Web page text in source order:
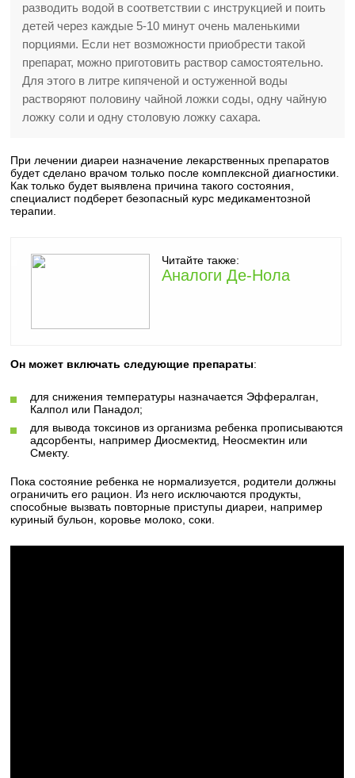
разводить водой в соответствии с инструкцией и поить
детей через каждые 5-10 минут очень маленькими
порциями. Если нет возможности приобрести такой
препарат, можно приготовить раствор самостоятельно.
Для этого в литре кипяченой и остуженной воды
растворяют половину чайной ложки соды, одну чайную
ложку соли и одну столовую ложку сахара.
При лечении диареи назначение лекарственных препаратов
будет сделано врачом только после комплексной диагностики.
Как только будет выявлена причина такого состояния,
специалист подберет безопасный курс медикаментозной
терапии.
Читайте также:
Аналоги Де-Нола
Он может включать следующие препараты:
для снижения температуры назначается Эффералган,
Калпол или Панадол;
для вывода токсинов из организма ребенка прописываются
адсорбенты, например Диосмектид, Неосмектин или
Смекту.
Пока состояние ребенка не нормализуется, родители должны
ограничить его рацион. Из него исключаются продукты,
способные вызвать повторные приступы диареи, например
куриный бульон, коровье молоко, соки.